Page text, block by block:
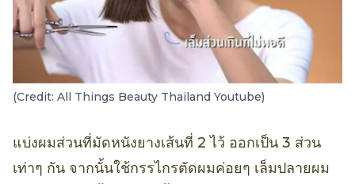
(Credit: All Things Beauty Thailand Youtube)
แบ่งผมส่วนที่มัดหนังยางเส้นที่ 2 ไว้ ออกเป็น 3 ส่วน
เท่าๆ กัน จากนั้นใช้กรรไกรตัดผมค่อยๆ เล็มปลายผม